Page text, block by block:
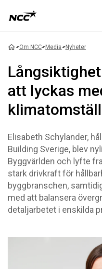
Om NCC Media Nyheter
att lyckas
Elisabeth Schylander,
Building Sverige, blev
Byggvärlden och lyfte
stark drivkraft för
byggbranschen,
med att balansera
detaljarbetet i enskilda